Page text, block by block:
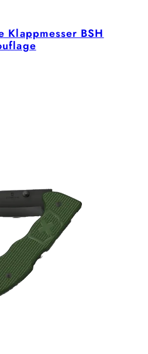
Klappmesser BSH